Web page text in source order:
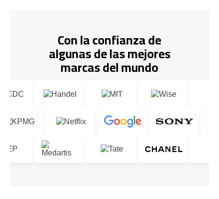
Con la confianza de
algunas de las mejores
marcas del mundo